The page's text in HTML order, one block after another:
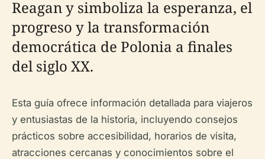
Reagan y simboliza la esperanza, el
progreso y la transformación
democrática de Polonia a finales
del siglo XX.
Esta guía ofrece información detallada para viajeros
y entusiastas de la historia, incluyendo consejos
prácticos sobre accesibilidad, horarios de visita,
atracciones cercanas y conocimientos sobre el